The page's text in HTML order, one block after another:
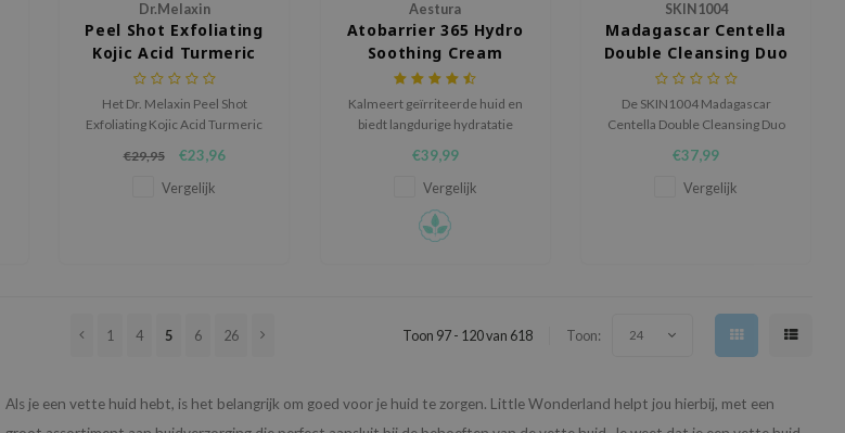
Dr.Melaxin
Peel Shot Exfoliating
Kojic Acid Turmeric
Serum
Het Dr. Melaxin Peel Shot
Exfoliating Kojic Acid Turmeric
die exfolieert en verheldert
voor een gladdere, stralende
€29,95 €23,96
Vergelijk
Aestura
Atobarrier 365 Hydro
Soothing Cream
Kalmeert geïrriteerde huid en
biedt langdurige hydratatie
€39,99
Vergelijk
SKIN1004
Madagascar Centella
Double Cleansing Duo
De SKIN1004 Madagascar
Centella Double Cleansing Duo
Centella Light Cleansing Oil en
de Madagascar Centella
€37,99
Vergelijk
1 4 5 6 26 Toon 97 - 120 van 618 Toon: 24
Als je een vette huid hebt, is het belangrijk om goed voor je huid te zorgen. Little Wonderland helpt jou hierbij, met een